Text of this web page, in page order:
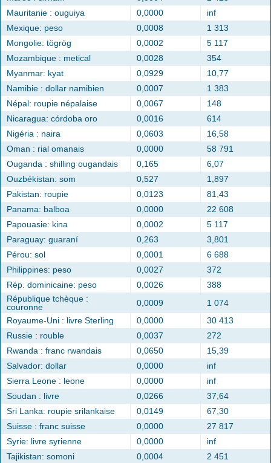
Mauritanie : ouguiya
0,0000
inf
Mexique: peso
0,0008
1 313
Mongolie: tögrög
0,0002
5 117
Mozambique : metical
0,0028
354
Myanmar: kyat
0,0929
10,77
Namibie : dollar namibien
0,0007
1 383
Népal: roupie népalaise
0,0067
148
Nicaragua: córdoba oro
0,0016
614
Nigéria : naira
0,0603
16,58
Oman : rial omanais
0,0000
58 791
Ouganda : shilling ougandais
0,165
6,07
Ouzbékistan: som
0,527
1,897
Pakistan: roupie
0,0123
81,43
Panama: balboa
0,0000
22 608
Papouasie: kina
0,0002
5 117
Paraguay: guaraní
0,263
3,801
Pérou: sol
0,0001
6 688
Philippines: peso
0,0027
372
Rép. dominicaine: peso
0,0026
388
République tchèque :
couronne
0,0009
1 074
Royaume-Uni : livre Sterling
0,0000
30 413
Russie : rouble
0,0037
272
Rwanda : franc rwandais
0,0650
15,39
Salvador: dollar
0,0000
inf
Sierra Leone : leone
0,0000
inf
Soudan : livre
0,0266
37,64
Sri Lanka: roupie srilankaise
0,0149
67,30
Suisse : franc suisse
0,0000
27 817
Syrie: livre syrienne
0,0000
inf
Tajikistan: somoni
0,0004
2 451